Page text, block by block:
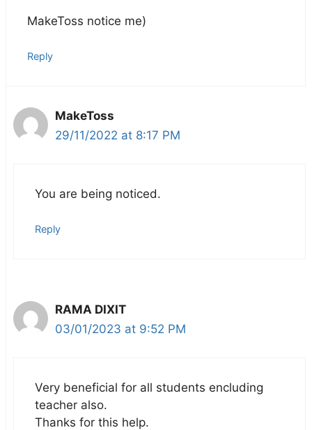
MakeToss notice me)
Reply
MakeToss
29/11/2022 at 8:17 PM
You are being noticed.
Reply
RAMA DIXIT
03/01/2023 at 9:52 PM
Very beneficial for all students encluding
teacher also.
Thanks for this help.